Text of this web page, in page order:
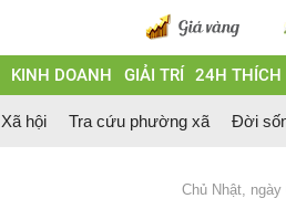
KINH DOANH GIẢI TRÍ 24H THÍCH
hội Tra cứu phường xã Đời
Chủ Nhật,